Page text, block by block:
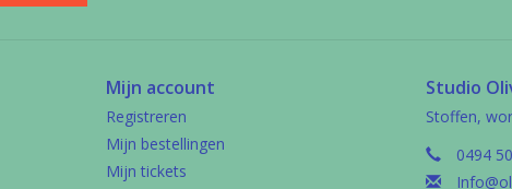
Mijn account
Registreren
Mijn bestellingen
Mijn tickets
Studio
Stoffen,
0494